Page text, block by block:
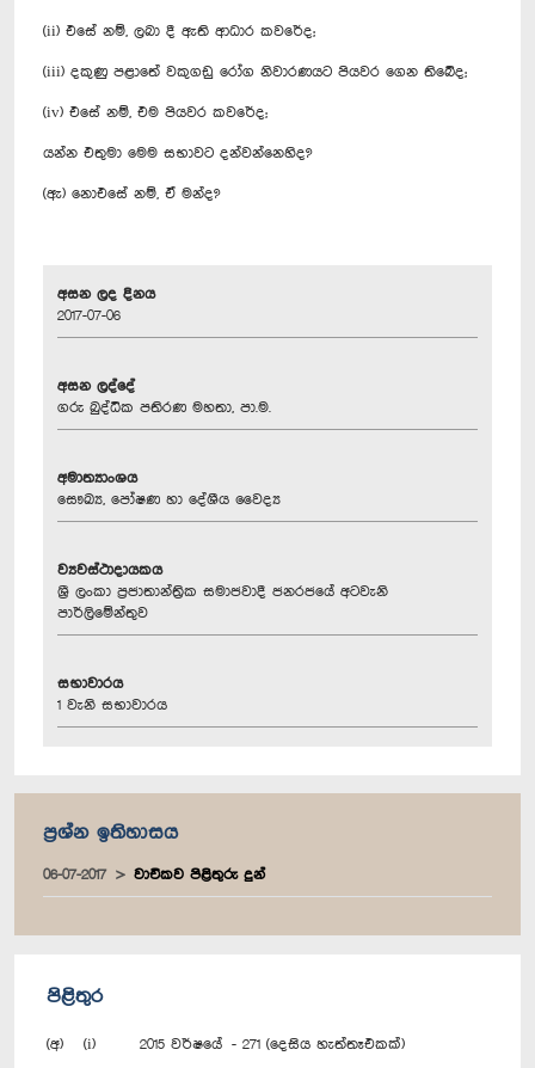
(ii) එසේ නම්, ලබා දී ඇති ආධාර කවරේද;
(iii) දකුණු පළාතේ වකුගඩු රෝග නිවාරණයට පියවර ගෙන තිබේද;
(iv) එසේ නම්, එම පියවර කවරේද;
යන්න එතුමා මෙම සභාවට දන්වන්නෙහිද?
(ඇ) නොඑසේ නම්, ඒ මන්ද?
අසන ලද දිනය
2017-07-06
අසන ලද්දේ
ගරු බුද්ධික පතිරණ මහතා, පා.ම.
අමාත්‍යාංශය
සෞඛ්‍ය, පෝෂණ හා දේශීය වෛද්‍ය
ව්‍යවස්ථාදායකය
ශ්‍රී ලංකා ප්‍රජාතාන්ත්‍රික සමාජවාදී ජනරජයේ අටවැනි
පාර්ලිමේන්තුව
සභාවාරය
1 වැනි සභාවාරය
ප්‍රශ්න ඉතිහාසය
06-07-2017 වාචිකව පිළිතුරු දුන්
පිළිතුර
(අ) (i) 2015 වර්ෂයේ - 271 (දෙසිය හැත්තෑඑකක්)